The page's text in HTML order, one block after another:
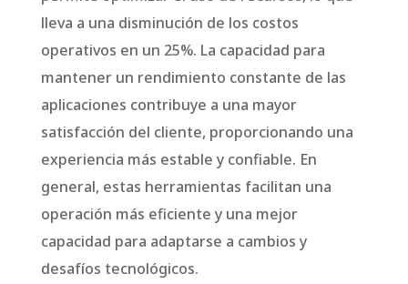
lleva a una disminución de los costos
operativos en un 25%. La capacidad para
mantener un rendimiento constante de las
aplicaciones contribuye a una mayor
satisfacción del cliente, proporcionando una
experiencia más estable y confiable. En
general, estas herramientas facilitan una
operación más eficiente y una mejor
capacidad para adaptarse a cambios y
desafíos tecnológicos.